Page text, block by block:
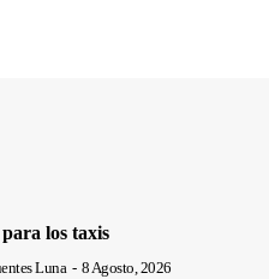
los taxis
Luna - 8 Agosto, 2026